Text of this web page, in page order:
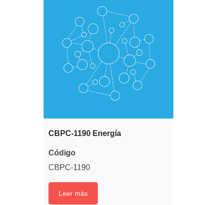
CBPC-1190 Energía
Código
CBPC-1190
Leer más